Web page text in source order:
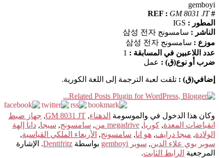
gemboyi
# REF :
GM 8031 JT
المطور : IGS
الناشر : سامسونج 삼성 전자
موزع : سامسونج 삼성 전자
عدد اللاعبين في المسابقة : 1
ضرب أو نوع(ق) : عمل
إضافي(ق) : تلقت لعبة الترجمة إلى اللغة الكورية.
وكان هذا الدخول في والموسومة الدهناء,
GM 8031 JT
, جهاز ضبط
انقباضات المعدة, كوريا, megadrive من , سامسونج, سيجا, دانا إلهة
الولادة, ميجا درايف, هو انا, سامسونج, الأربعاء الملكي القياسية,
سوبر بوي علاء الدين, سوبر gemboyi بواسطة Dentifritz. الإشارة
المرجعية الرابط الثابت.